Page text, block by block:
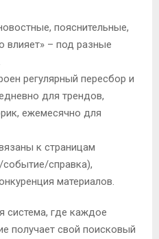
пояснительные,
влияет» – под разные
регулярный пересбор и
для трендов,
ежемесячно для
к страницам
событие/справка),
материалов.
система, где каждое
получает свой поисковый